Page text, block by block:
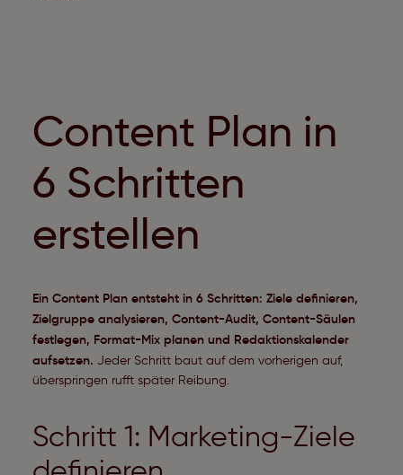
Content Plan in
6 Schritten
erstellen
Ein Content Plan entsteht in 6 Schritten: Ziele definieren,
Zielgruppe analysieren, Content-Audit, Content-Säulen
festlegen, Format-Mix planen und Redaktionskalender
aufsetzen. Jeder Schritt baut auf dem vorherigen auf,
überspringen rufft später Reibung.
Schritt 1: Marketing-Ziele